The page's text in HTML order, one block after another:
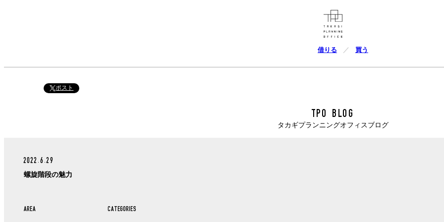
借りる 買う
ポスト
TPO BLOG
タカギプランニングオフィスブログ
2022.6.29
螺旋階段の魅力
AREA CATEGORIES